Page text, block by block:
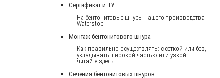
Сертификат и ТУ
На бентонитовые шнуры нашего производства
Waterstop
Монтаж бентонитового шнура
Как правильно осуществлять: с сеткой или без,
укладывать широкой частью или узкой -
читайте здесь.
Сечения бентонитовых шнуров